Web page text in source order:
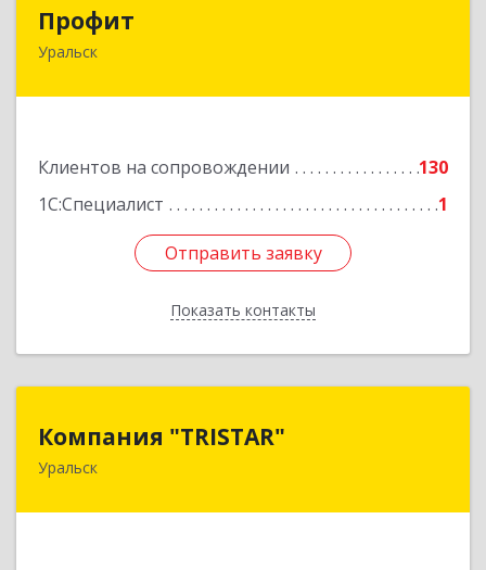
Профит
Уральск
Клиентов на сопровождении
130
1С:Специалист
1
Отправить заявку
Показать контакты
Отправить заявку
Назад
Компания "TRISTAR"
Уральск
Казахстан, Уральск, пр.Н.Назарбаева, 215-418